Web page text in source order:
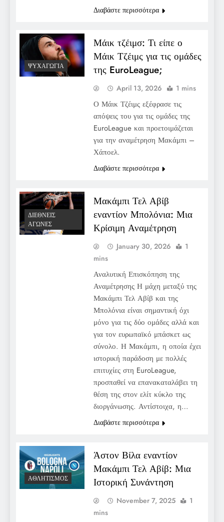
Διαβάστε περισσότερα
ΨΥΧΑΓΩΓΊΑ
Μάικ τζέιμσ: Τι είπε ο
Μάικ Τζέιμς για τις ομάδες
της EuroLeague;
April 13, 2026 1 mins
Ο Μάικ Τζέιμς εξέφρασε τις
απόψεις του για τις ομάδες της
EuroLeague και προετοιμάζεται
για την αναμέτρηση Μακάμπι –
Χάποελ.
Διαβάστε περισσότερα
ΔΙΕΘΝΕΊΣ
ΑΓΏΝΕΣ
Μακάμπι Τελ Αβίβ
εναντίον Μπολόνια: Μια
Κρίσιμη Αναμέτρηση
January 30, 2026
1
mins
Αναλυτική Επισκόπηση της
Αναμέτρησης Η μάχη μεταξύ της
Μακάμπι Τελ Αβίβ και της
Μπολόνια είναι σημαντική όχι
μόνο για τις δύο ομάδες αλλά και
για τον ευρωπαϊκό μπάσκετ ως
σύνολο. Η Μακάμπι, η οποία έχει
ιστορική παράδοση με πολλές
επιτυχίες στη EuroLeague,
προσπαθεί να επανακαταλάβει τη
θέση της στον ελίτ κύκλο της
διοργάνωσης. Αντίστοιχα, η…
Διαβάστε περισσότερα
ΑΘΛΗΤΙΣΜΌΣ
Άστον Βίλα εναντίον
Μακάμπι Τελ Αβίβ: Μια
Ιστορική Συνάντηση
November 7, 2025
1
mins